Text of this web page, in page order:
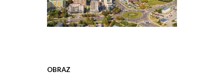
OBRAZ